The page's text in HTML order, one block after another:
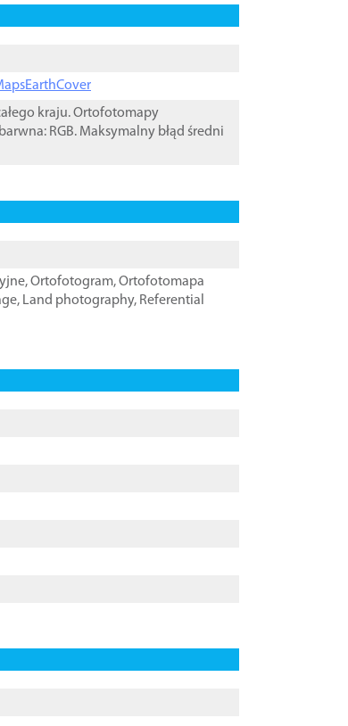
kraju. Ortofotomapy
RGB. Maksymalny błąd średni
,Ortofotogram,Ortofotomapa
, Land photography, Referential